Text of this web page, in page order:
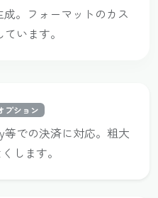
。フォーマットのカス
います。
プション
等での決済に対応。粗大
します。